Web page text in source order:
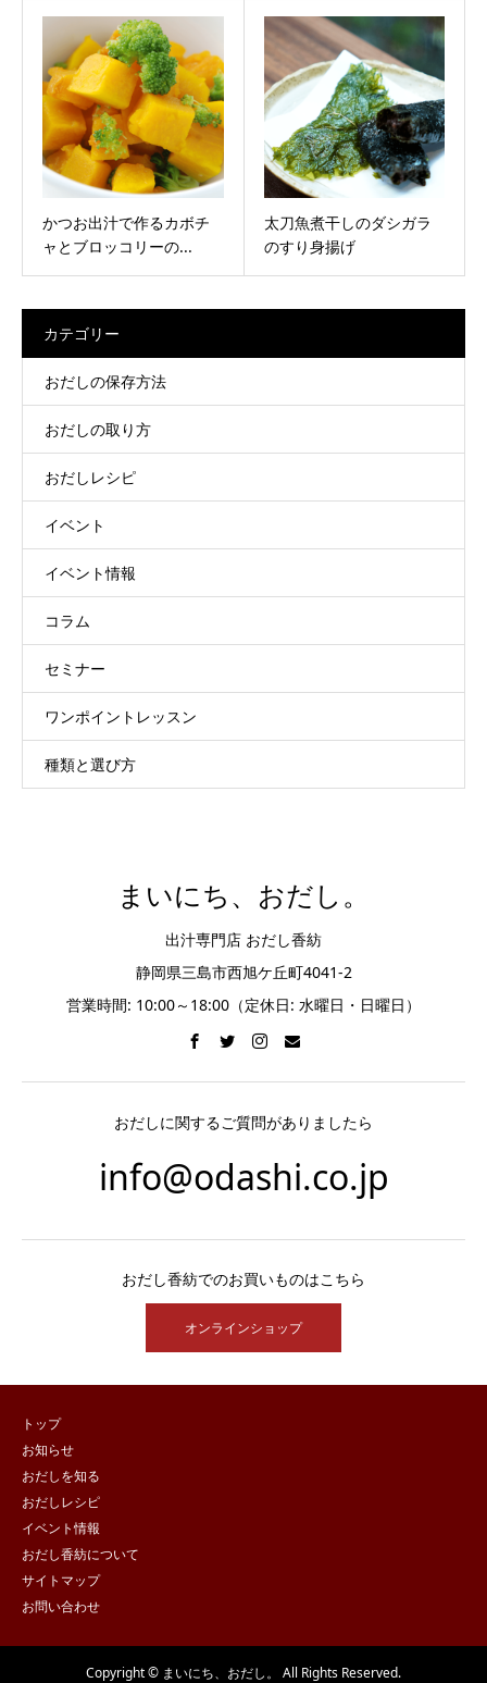
かつお出汁で作るカボチ
ャとブロッコリーの...
太刀魚煮干しのダシガラ
のすり身揚げ
カテゴリー
おだしの保存方法
おだしの取り方
おだしレシピ
イベント
イベント情報
コラム
セミナー
ワンポイントレッスン
種類と選び方
まいにち、おだし。
出汁専門店 おだし香紡
静岡県三島市西旭ケ丘町4041-2
営業時間: 10:00～18:00（定休日: 水曜日・日曜日）
おだしに関するご質問がありましたら
info@odashi.co.jp
おだし香紡でのお買いものはこちら
オンラインショップ
トップ
お知らせ
おだしを知る
おだしレシピ
イベント情報
おだし香紡について
サイトマップ
お問い合わせ
Copyright © まいにち、おだし。 All Rights Reserved.